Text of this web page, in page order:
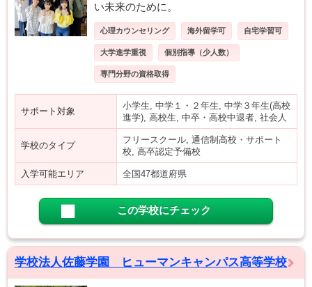
い未来のために。
心理カウンセリング 海外留学可 自宅学習可
大学進学重視 個別指導（少人数）
専門分野の資格取得
サポート対象
小学生, 中学１・２年生, 中学３年生(高校
進学), 高校生, 中卒・高校中退者, 社会人
学校のタイプ
フリースクール, 通信制高校・サポート
校, 高卒認定予備校
入学可能エリア 全国47都道府県
この学校にチェック
学校法人佐藤学園 ヒューマンキャンパス高等学校